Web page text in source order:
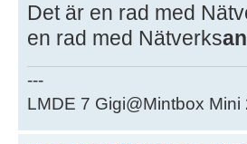
Det är en rad med
en rad med Nätverks
---
LMDE 7 Gigi@Mintbox